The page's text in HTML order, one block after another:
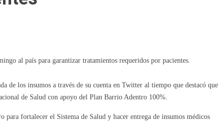
al país para garantizar tratamientos requeridos por pacientes.
los insumos a través de su cuenta en Twitter al tiempo que destacó que
de Salud con apoyo del Plan Barrio Adentro 100%.
para fortalecer el Sistema de Salud y hacer entrega de insumos médicos